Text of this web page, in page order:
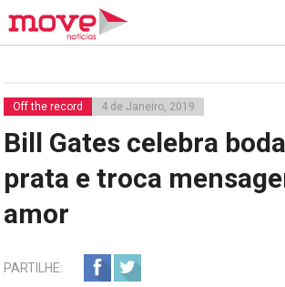
Off the record 4 de Janeiro, 2019
Bill Gates celebra
prata e troca
amor
PARTILHE: